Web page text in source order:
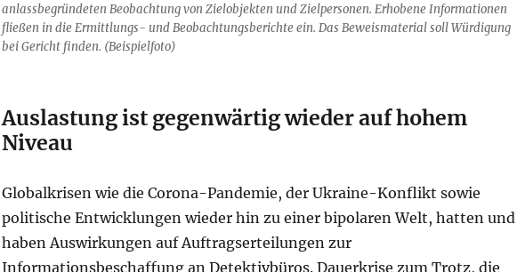
anlassbegründeten Beobachtung von Zielobjekten und Zielpersonen. Erhobene Informationen
fließen in die Ermittlungs- und Beobachtungsberichte ein. Das Beweismaterial soll Würdigung
bei Gericht finden. (Beispielfoto)
Auslastung ist gegenwärtig wieder auf hohem
Niveau
Globalkrisen wie die Corona-Pandemie, der Ukraine-Konflikt sowie
politische Entwicklungen wieder hin zu einer bipolaren Welt, hatten und
haben Auswirkungen auf Auftragserteilungen zur
Informationsbeschaffung an Detektivbüros. Dauerkrise zum Trotz, die